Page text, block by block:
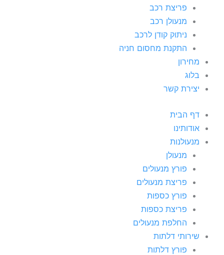
פריצת רכב
מנעולן רכב
ניתוק קודן לרכב
התקנת מחסום חניה
מחירון
בלוג
יצירת קשר
דף הבית
אודותינו
מנעולנות
מנעולן
פורץ מנעולים
פריצת מנעולים
פורץ כספות
פריצת כספות
החלפת מנעולים
שירותי דלתות
פורץ דלתות